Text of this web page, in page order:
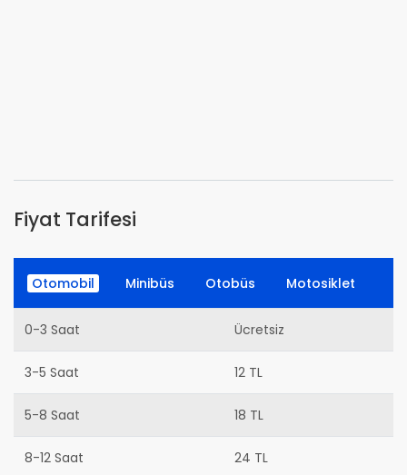
Fiyat Tarifesi
Otomobil Minibüs Otobüs Motosiklet
0-3 Saat Ücretsiz
3-5 Saat 12 TL
5-8 Saat 18 TL
8-12 Saat 24 TL